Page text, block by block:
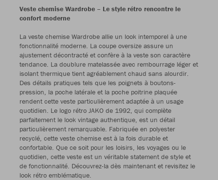
Veste chemise Wardrobe – Le style rétro rencontre le
confort moderne
La veste chemise Wardrobe allie un look intemporel à une
fonctionnalité moderne. La coupe oversize assure un
ajustement décontracté et confère à la veste son caractère
tendance. La doublure matelassée avec rembourrage léger et
isolant thermique tient agréablement chaud sans alourdir.
Des détails pratiques tels que les poignets à boutons-
pression, la poche latérale et la poche poitrine plaquée
rendent cette veste particulièrement adaptée à un usage
quotidien. Le logo rétro JAKO de 1992, qui complète
parfaitement le look vintage authentique, est un détail
particulièrement remarquable. Fabriquée en polyester
recyclé, cette veste chemise est à la fois durable et
confortable. Que ce soit pour les loisirs, les voyages ou le
quotidien, cette veste est un véritable statement de style et
de fonctionnalité. Découvrez-la dès maintenant et revisitez le
look rétro emblématique.